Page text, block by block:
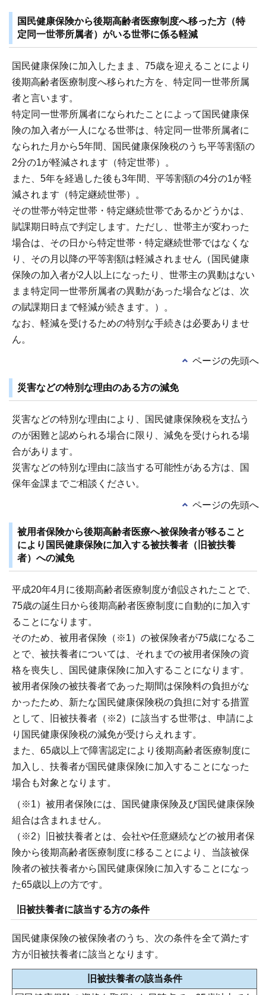
国民健康保険から後期高齢者医療制度へ移った方（特
定同一世帯所属者）がいる世帯に係る軽減
国民健康保険に加入したまま、75歳を迎えることにより
後期高齢者医療制度へ移られた方を、特定同一世帯所属
者と言います。
特定同一世帯所属者になられたことによって国民健康保
険の加入者が一人になる世帯は、特定同一世帯所属者に
なられた月から5年間、国民健康保険税のうち平等割額の
2分の1が軽減されます（特定世帯）。
また、5年を経過した後も3年間、平等割額の4分の1が軽
減されます（特定継続世帯）。
その世帯が特定世帯・特定継続世帯であるかどうかは、
賦課期日時点で判定します。ただし、世帯主が変わった
場合は、その日から特定世帯・特定継続世帯ではなくな
り、その月以降の平等割額は軽減されません（国民健康
保険の加入者が2人以上になったり、世帯主の異動はない
まま特定同一世帯所属者の異動があった場合などは、次
の賦課期日まで軽減が続きます。）。
なお、軽減を受けるための特別な手続きは必要ありませ
ん。
ページの先頭へ
災害などの特別な理由のある方の減免
災害などの特別な理由により、国民健康保険税を支払う
のが困難と認められる場合に限り、減免を受けられる場
合があります。
災害などの特別な理由に該当する可能性がある方は、国
保年金課までご相談ください。
ページの先頭へ
被用者保険から後期高齢者医療へ被保険者が移ること
により国民健康保険に加入する被扶養者（旧被扶養
者）への減免
平成20年4月に後期高齢者医療制度が創設されたことで、
75歳の誕生日から後期高齢者医療制度に自動的に加入す
ることになります。
そのため、被用者保険（※1）の被保険者が75歳になるこ
とで、被扶養者については、それまでの被用者保険の資
格を喪失し、国民健康保険に加入することになります。
被用者保険の被扶養者であった期間は保険料の負担がな
かったため、新たな国民健康保険税の負担に対する措置
として、旧被扶養者（※2）に該当する世帯は、申請によ
り国民健康保険税の減免が受けらえれます。
また、65歳以上で障害認定により後期高齢者医療制度に
加入し、扶養者が国民健康保険に加入することになった
場合も対象となります。
（※1）被用者保険には、国民健康保険及び国民健康保険
組合は含まれません。
（※2）旧被扶養者とは、会社や任意継続などの被用者保
険から後期高齢者医療制度に移ることにより、当該被保
険者の被扶養者から国民健康保険に加入することになっ
た65歳以上の方です。
旧被扶養者に該当する方の条件
国民健康保険の被保険者のうち、次の条件を全て満たす
方が旧被扶養者に該当となります。
旧被扶養者の該当条件